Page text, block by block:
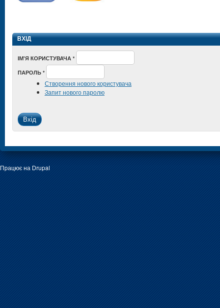
ВХІД
ІМ'Я КОРИСТУВАЧА *
ПАРОЛЬ *
Створення нового користувача
Запит нового паролю
Працює на Drupal